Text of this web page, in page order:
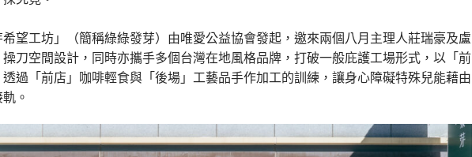
望工坊」（簡稱綠綠發芽）由唯愛公益協會發起，邀來兩個八月主理人莊瑞豪及盧
刀空間設計，同時亦攜手多個台灣在地風格品牌，打破一般庇護工場形式，以「前
過「前店」咖啡輕食與「後場」工藝品手作加工的訓練，讓身心障礙特殊兒能藉由
。